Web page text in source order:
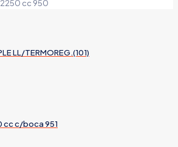
cc 950
LL/TERMOREG.(101)
cc c/boca 951